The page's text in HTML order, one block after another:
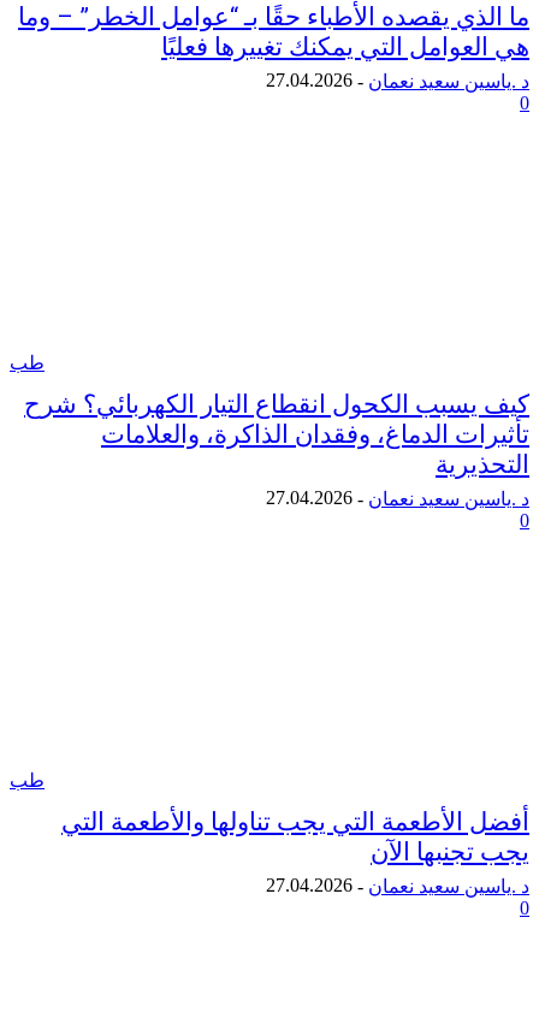
يقصده الأطباء حقًا بـ “عوامل الخطر” – وما
التي يمكنك تغييرها فعليًا
سعيد نعمان -
27.04.2026
الكحول انقطاع التيار الكهربائي؟ شرح
الدماغ، وفقدان الذاكرة، والعلامات
سعيد نعمان -
27.04.2026
التي يجب تناولها والأطعمة التي
الآن
سعيد نعمان -
27.04.2026